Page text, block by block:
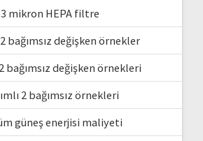
mikron HEPA filtre
bağımsız değişken örnekler
bağımsız değişken örnekleri
2 bağımsız örnekleri
güneş enerjisi maliyeti